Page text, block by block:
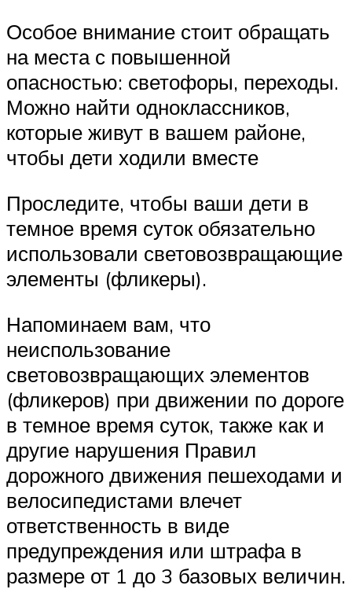
Особое внимание стоит обращать
на места с повышенной
опасностью: светофоры, переходы.
Можно найти одноклассников,
которые живут в вашем районе,
чтобы дети ходили вместе
Проследите, чтобы ваши дети в
темное время суток обязательно
использовали световозвращающие
элементы (фликеры).
Напоминаем вам, что
неиспользование
световозвращающих элементов
(фликеров) при движении по дороге
в темное время суток, также как и
другие нарушения Правил
дорожного движения пешеходами и
велосипедистами влечет
ответственность в виде
предупреждения или штрафа в
размере от 1 до 3 базовых величин.​